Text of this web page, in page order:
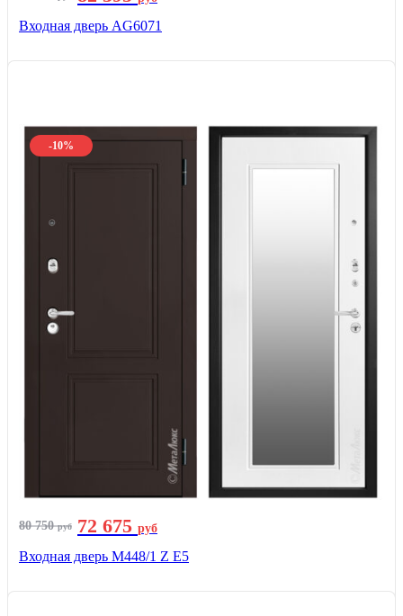
Входная дверь AG6071
-10%
80 750руб 72 675 руб
Входная дверь М448/1 Z Е5